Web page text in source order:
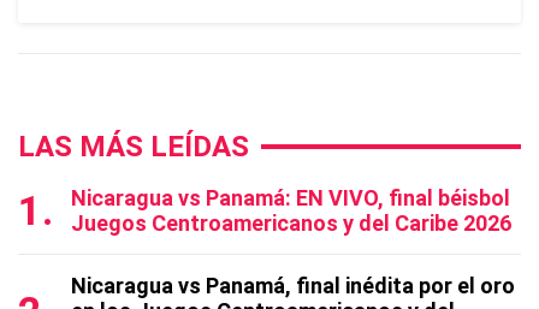
LAS MÁS LEÍDAS
Nicaragua vs Panamá: EN VIVO, final béisbol
Juegos Centroamericanos y del Caribe 2026
Nicaragua vs Panamá, final inédita por el oro